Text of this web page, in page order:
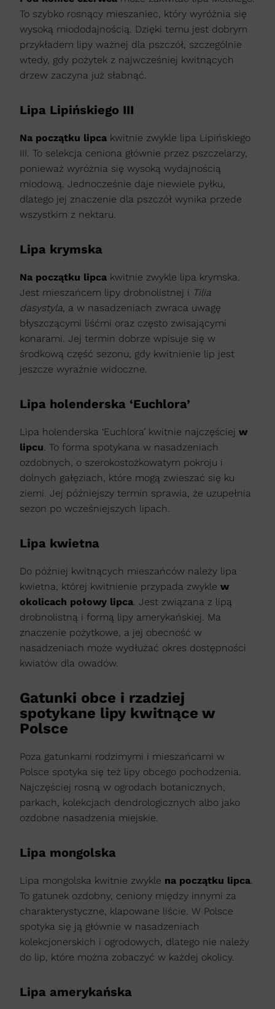
To szybko rosnący mieszaniec, który wyróżnia się
wysoką miododajnością. Dzięki temu jest dobrym
przykładem lipy ważnej dla pszczół, szczególnie
wtedy, gdy pożytek z najwcześniej kwitnących
drzew zaczyna już słabnąć.
Lipa Lipińskiego III
Na początku lipca kwitnie zwykle lipa Lipińskiego
III. To selekcja ceniona głównie przez pszczelarzy,
ponieważ wyróżnia się wysoką wydajnością
miodową. Jednocześnie daje niewiele pyłku,
dlatego jej znaczenie dla pszczół wynika przede
wszystkim z nektaru.
Lipa krymska
Na początku lipca kwitnie zwykle lipa krymska.
Jest mieszańcem lipy drobnolistnej i Tilia
dasystyla, a w nasadzeniach zwraca uwagę
błyszczącymi liśćmi oraz często zwisającymi
konarami. Jej termin dobrze wpisuje się w
środkową część sezonu, gdy kwitnienie lip jest
jeszcze wyraźnie widoczne.
Lipa holenderska ‘Euchlora’
Lipa holenderska ‘Euchlora’ kwitnie najczęściej w
lipcu. To forma spotykana w nasadzeniach
ozdobnych, o szerokostożkowatym pokroju i
dolnych gałęziach, które mogą zwieszać się ku
ziemi. Jej późniejszy termin sprawia, że uzupełnia
sezon po wcześniejszych lipach.
Lipa kwietna
Do później kwitnących mieszańców należy lipa
kwietna, której kwitnienie przypada zwykle w
okolicach połowy lipca. Jest związana z lipą
drobnolistną i formą lipy amerykańskiej. Ma
znaczenie pożytkowe, a jej obecność w
nasadzeniach może wydłużać okres dostępności
kwiatów dla owadów.
Gatunki obce i rzadziej
spotykane lipy kwitnące w
Polsce
Poza gatunkami rodzimymi i mieszańcami w
Polsce spotyka się też lipy obcego pochodzenia.
Najczęściej rosną w ogrodach botanicznych,
parkach, kolekcjach dendrologicznych albo jako
ozdobne nasadzenia miejskie.
Lipa mongolska
Lipa mongolska kwitnie zwykle na początku lipca.
To gatunek ozdobny, ceniony między innymi za
charakterystyczne, klapowane liście. W Polsce
spotyka się ją głównie w nasadzeniach
kolekcjonerskich i ogrodowych, dlatego nie należy
do lip, które można zobaczyć w każdej okolicy.
Lipa amerykańska